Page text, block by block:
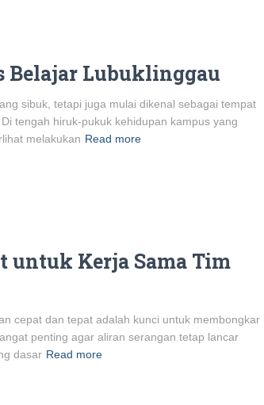
Belajar Lubuklinggau
sibuk, tetapi juga mulai dikenal sebagai tempat
tengah hiruk-pukuk kehidupan kampus yang
melakukan Read more
untuk Kerja Sama Tim
cepat dan tepat adalah kunci untuk membongkar
penting agar aliran serangan tetap lancar
dasar Read more